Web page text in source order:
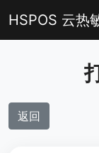
HSPOS 云热
返回